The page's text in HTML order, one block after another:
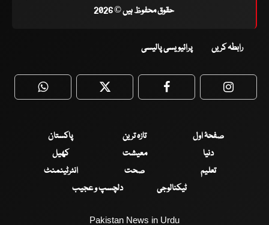
حقوق محفوظ ہیں © 2026
رابطہ کریں پرائیویسی پالیسی
WhatsApp Twitter Facebook
صفحۂ اول تازہ ترین
پاکستان
دنیا
معیشت
کھیل
تعلیم
صحت
انٹرٹینمنٹ
ٹیکنالوجی
دلچسپ و عجیب
Pakistan News in Urdu